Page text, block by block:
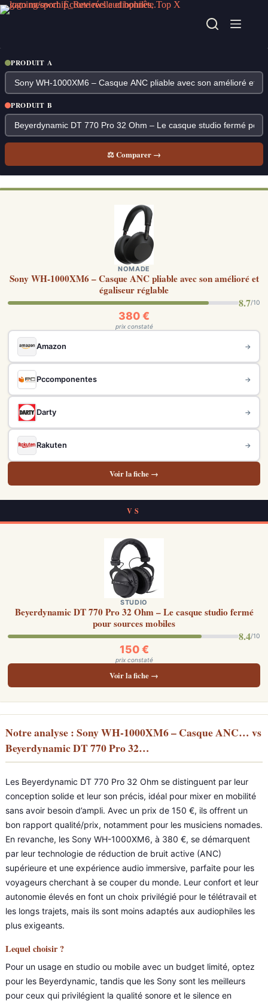
Passer
au
PRODUIT A
PRODUIT B
⚖ Comparer →
NOMADE
Sony WH-1000XM6 – Casque ANC pliable avec son amélioré et
égaliseur réglable
8.7/10
380 €
prix constaté
Amazon →
Pccomponentes →
Darty →
Rakuten →
Voir la fiche →
VS
STUDIO
Beyerdynamic DT 770 Pro 32 Ohm – Le casque studio fermé
pour sources mobiles
8.4/10
150 €
prix constaté
Voir la fiche →
Notre analyse : Sony WH-1000XM6 – Casque ANC… vs
Beyerdynamic DT 770 Pro 32…
Les Beyerdynamic DT 770 Pro 32 Ohm se distinguent par leur
conception solide et leur son précis, idéal pour mixer en mobilité
sans avoir besoin d’ampli. Avec un prix de 150 €, ils offrent un
bon rapport qualité/prix, notamment pour les musiciens nomades.
En revanche, les Sony WH-1000XM6, à 380 €, se démarquent
par leur technologie de réduction de bruit active (ANC)
supérieure et une expérience audio immersive, parfaite pour les
voyageurs cherchant à se couper du monde. Leur confort et leur
autonomie élevés en font un choix privilégié pour le télétravail et
les longs trajets, mais ils sont moins adaptés aux audiophiles les
plus exigeants.
Lequel choisir ?
Pour un usage en studio ou mobile avec un budget limité, optez
pour les Beyerdynamic, tandis que les Sony sont les meilleurs
pour ceux qui privilégient la qualité sonore et le silence en